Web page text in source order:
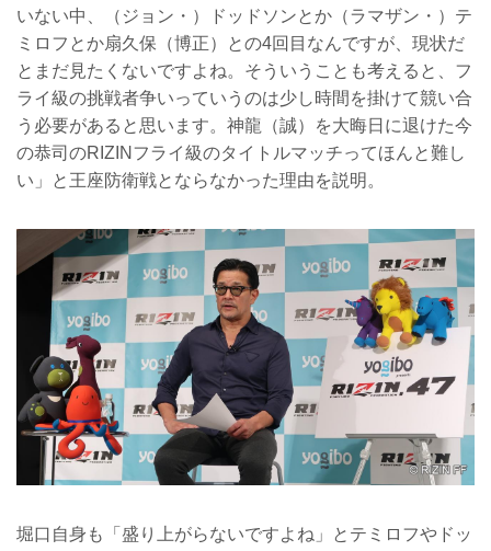
いない中、（ジョン・）ドッドソンとか（ラマザン・）テ
ミロフとか扇久保（博正）との4回目なんですが、現状だ
とまだ見たくないですよね。そういうことも考えると、フ
ライ級の挑戦者争いっていうのは少し時間を掛けて競い合
う必要があると思います。神龍（誠）を大晦日に退けた今
の恭司のRIZINフライ級のタイトルマッチってほんと難し
い」と王座防衛戦とならなかった理由を説明。
堀口自身も「盛り上がらないですよね」とテミロフやドッ